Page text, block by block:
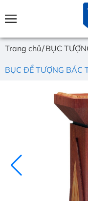
Trang chủ BỤC
BỤC ĐỂ TƯỢNG BÁC